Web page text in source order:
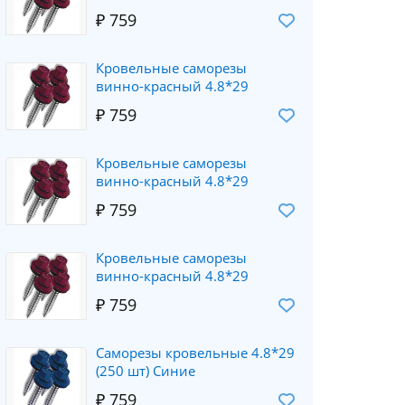
₽ 759
Кровельные саморезы
винно-красный 4.8*29
₽ 759
Кровельные саморезы
винно-красный 4.8*29
₽ 759
Кровельные саморезы
винно-красный 4.8*29
₽ 759
Саморезы кровельные 4.8*29
(250 шт) Синие
₽ 759